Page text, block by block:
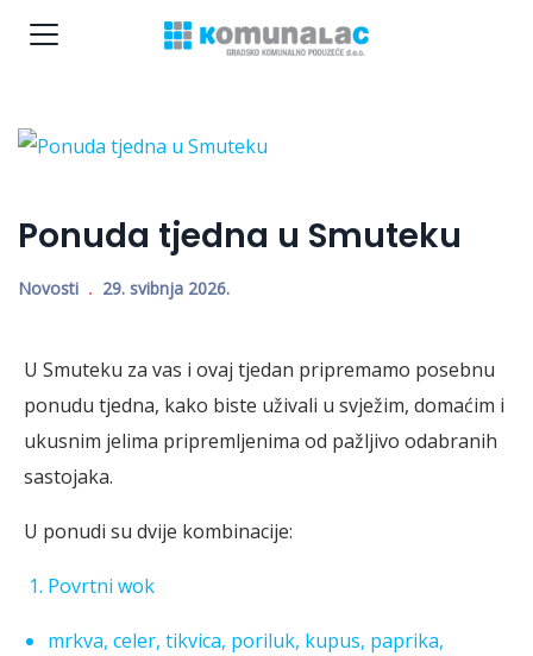
Ponuda tjedna u Smuteku
Novosti 29. svibnja 2026.
U Smuteku za vas i ovaj tjedan pripremamo posebnu
ponudu tjedna, kako biste uživali u svježim, domaćim i
ukusnim jelima pripremljenima od pažljivo odabranih
sastojaka.
U ponudi su dvije kombinacije:
Povrtni wok
mrkva, celer, tikvica, poriluk, kupus, paprika,